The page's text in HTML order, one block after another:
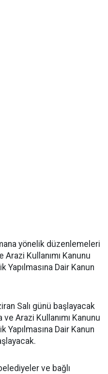
yönelik düzenlemeleri
Kullanımı Kanunu
Yapılmasına Dair Kanun
Salı günü başlayacak
Arazi Kullanımı Kanunu
Yapılmasına Dair Kanun
ve bağlı